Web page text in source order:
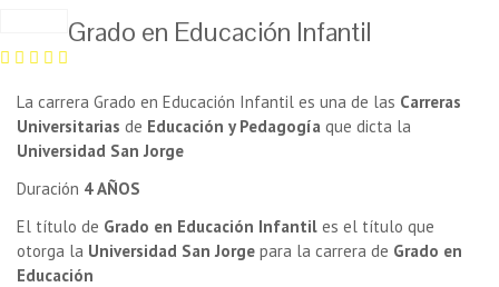
Grado en Educación Infantil
La carrera Grado en Educación Infantil es una de las Carreras
Universitarias de Educación y Pedagogía que dicta la
Universidad San Jorge
Duración 4 AÑOS
El título de Grado en Educación Infantil es el título que
otorga la Universidad San Jorge para la carrera de Grado en
Educación